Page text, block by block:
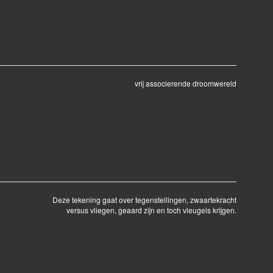
vrij associerende droomwereld
Deze tekening gaat over tegenstellingen, zwaartekracht
versus vliegen, geaard zijn en toch vleugels krijgen.